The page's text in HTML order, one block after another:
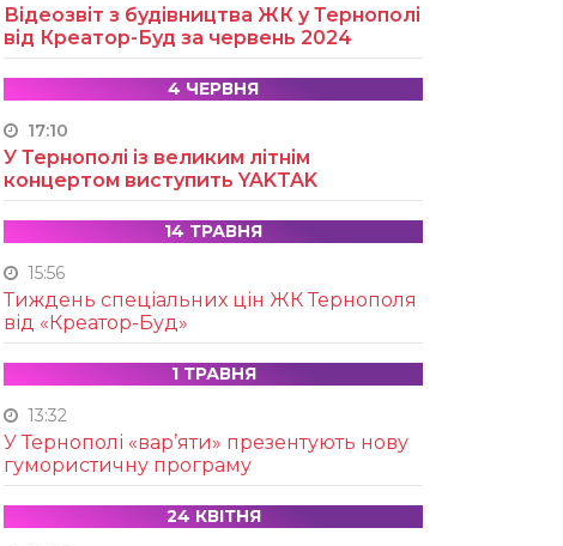
Відеозвіт з будівництва ЖК у Тернополі
від Креатор-Буд за червень 2024
4 ЧЕРВНЯ
17:10
У Тернополі із великим літнім
концертом виступить YAKTAK
14 ТРАВНЯ
15:56
Тиждень спеціальних цін ЖК Тернополя
від «Креатор-Буд»
1 ТРАВНЯ
13:32
У Тернополі «вар’яти» презентують нову
гумористичну програму
24 КВІТНЯ